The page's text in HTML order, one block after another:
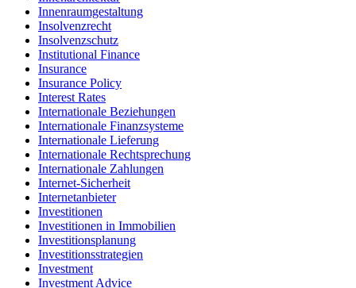
Innenraumgestaltung
Insolvenzrecht
Insolvenzschutz
Institutional Finance
Insurance
Insurance Policy
Interest Rates
Internationale Beziehungen
Internationale Finanzsysteme
Internationale Lieferung
Internationale Rechtsprechung
Internationale Zahlungen
Internet-Sicherheit
Internetanbieter
Investitionen
Investitionen in Immobilien
Investitionsplanung
Investitionsstrategien
Investment
Investment Advice